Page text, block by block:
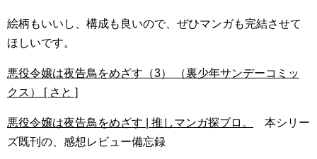
絵柄もいいし、構成も良いので、ぜひマンガも完結させて
ほしいです。
悪役令嬢は夜告鳥をめざす（3） （裏少年サンデーコミッ
クス） [ さと ]
悪役令嬢は夜告鳥をめざす | 推しマンガ探ブロ。
本シリー
ズ既刊の、感想レビュー備忘録